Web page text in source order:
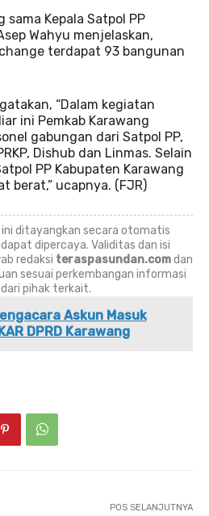
Kepala Satpol PP
Wahyu menjelaskan,
terdapat 93 bangunan
“Dalam kegiatan
ini Pemkab Karawang
gabungan dari Satpol PP,
Dishub dan Linmas. Selain
PP Kabupaten Karawang
berat,” ucapnya. (FJR)
ditayangkan secara otomatis
dipercaya. Validitas dan isi
redaksi teraspasundan.comdan
sesuai perkembangan informasi
pihak terkait.
Askun Masuk
DPRD Karawang
POS SELANJUTNYA